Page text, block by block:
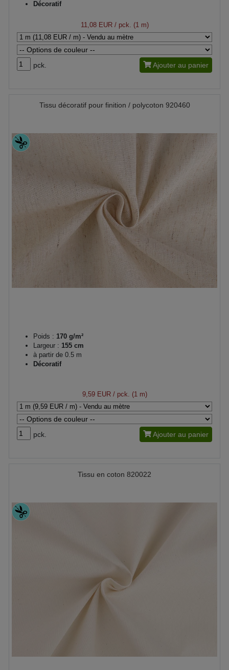
Décoratif
11,08 EUR/ pck. (1 m)
pck. Ajouter au panier
Tissu décoratif pour finition / polycoton 920460
Poids : 170 g/m²
Largeur : 155 cm
à partir de 0.5 m
Décoratif
9,59 EUR/ pck. (1 m)
pck. Ajouter au panier
Tissu en coton 820022